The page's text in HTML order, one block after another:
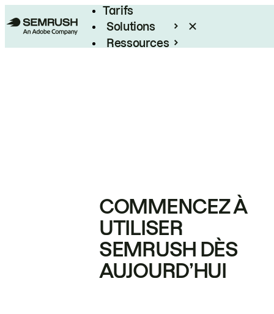
Tarifs
Solutions
Ressources
COMMENCEZ À
UTILISER
SEMRUSH DÈS
AUJOURD’HUI